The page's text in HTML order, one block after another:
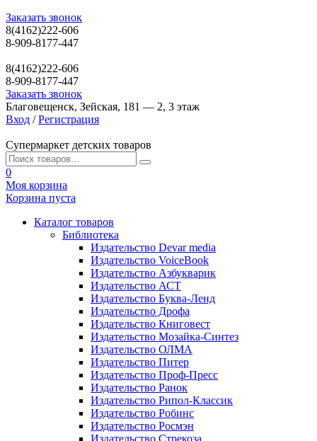
Заказать звонок
8(4162)222-606
8-909-8177-447
8(4162)222-606
8-909-8177-447
Заказать звонок
Благовещенск, Зейская, 181 — 2, 3 этаж
Вход / Регистрация
Супермаркет детских товаров
0
Моя корзина
Корзина пуста
Каталог товаров
Библиотека
Издательство Devar media
Издательство VoiceBook
Издательство Азбукварик
Издательство АСТ
Издательство Буква-Ленд
Издательство Дрофа
Издательство Книговест
Издательство Мозайка-Синтез
Издательство ОЛМА
Издательство Питер
Издательство Проф-Пресс
Издательство Ранок
Издательство Рипол-Классик
Издательство Робинс
Издательство Росмэн
Издательство Стрекоза